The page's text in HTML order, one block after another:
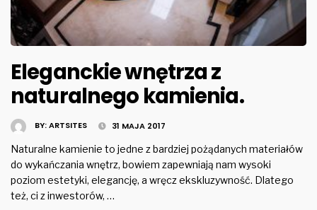
Eleganckie wnętrza z
naturalnego kamienia.
BY:ARTSITES 31 MAJA 2017
Naturalne kamienie to jedne z bardziej pożądanych materiałów
do wykańczania wnętrz, bowiem zapewniają nam wysoki
poziom estetyki, elegancję, a wręcz ekskluzywność. Dlatego
też, ci z inwestorów, …